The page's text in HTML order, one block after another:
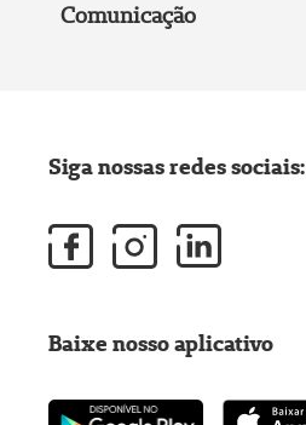
Comunicação
Siga nossas redes sociais:
Baixe nosso aplicativo